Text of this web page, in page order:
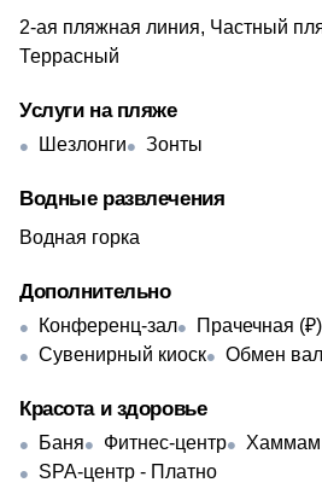
2-ая пляжная линия, Частный
Террасный
Услуги на пляже
Шезлонги Зонты
Водные развлечения
Водная горка
Дополнительно
Конференц-зал Прачечная (₽)
Сувенирный киоск
Обмен
Красота и здоровье
Баня Фитнес-центр Хаммам
SPA-центр - Платно